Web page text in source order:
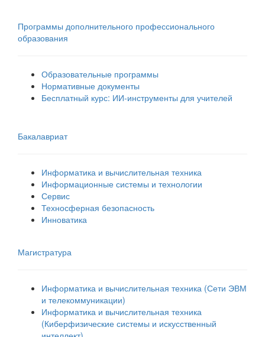
Программы дополнительного профессионального
образования
Образовательные программы
Нормативные документы
Бесплатный курс: ИИ‑инструменты для учителей
Бакалавриат
Информатика и вычислительная техника
Информационные системы и технологии
Сервис
Техносферная безопасность
Инноватика
Магистратура
Информатика и вычислительная техника (Сети ЭВМ
и телекоммуникации)
Информатика и вычислительная техника
(Киберфизические системы и искусственный